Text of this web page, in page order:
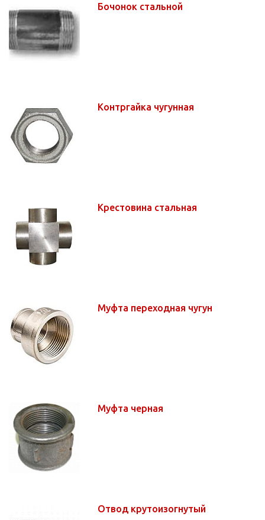
Бочонок стальной
Контргайка чугунная
Крестовина стальная
Муфта переходная чугун
Муфта черная
Отвод крутоизогнутый